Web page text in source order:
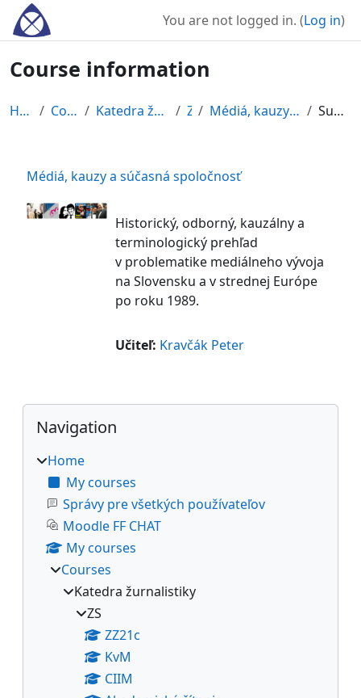
Skip to main content
You are not logged in. (Log in)
Course information
Home Courses Katedra žurnalistiky ZS Médiá, kauzy a súč. spol. Summary
Médiá, kauzy a súčasná spoločnosť
Historický, odborný, kauzálny a
terminologický prehľad
v problematike mediálneho vývoja
na Slovensku a v strednej Európe
po roku 1989.
Učiteľ: Kravčák Peter
Blocks
Skip Navigation
Navigation
Home
My courses
Správy pre všetkých používateľov
Moodle FF CHAT
My courses
Courses
Katedra žurnalistiky
ZS
ZZ21c
KvM
CIIM